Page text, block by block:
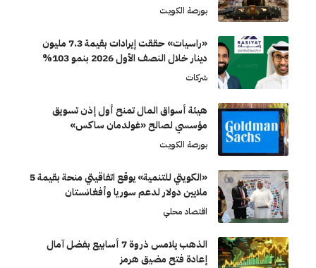
بورصة الكويت
«راسيات» حققت إيرادات بقيمة 7.3 مليون
دينار خلال النصف الأول 2026 بنمو 103%
شركات
هيئة أسواق المال تمنح أول إذن تسويق
مؤسسي لصالح «غولدمان ساكس»
بورصة الكويت
«الكويتي للتنمية» يوقع اتفاقيتي منحة بقيمة 5
ملايين دولار لدعم سوريا وأفغانستان
اقتصاد محلي
الذهب يلامس ذروة 7 أسابيع بفضل آمال
إعادة فتح مضيق هرمز